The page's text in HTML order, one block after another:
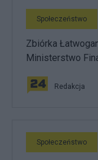
Społeczeństwo
Zbiórka
Ministerstwo
Redakcja
Społeczeństwo